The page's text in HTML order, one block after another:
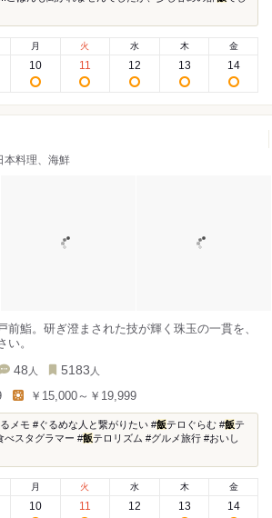
月
10
火
11
水
12
木
13
金
14
本料理、海鮮
前鮨。研ぎ澄まされた技が輝く珠玉の一貫を、
い。
48 人 5183 人
￥15,000～￥19,999
メモ #ぐるめな人と繋がりたい #飯テロぐらむ #飯テ
べスタグラマー #飯テロリズム #グルメ旅行 #おいし
月
10
火
11
水
12
木
13
金
14